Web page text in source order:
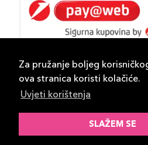
Za pružanje boljeg
ova stranica koristi kolačiće.
Uvjeti korištenja
SLAŽEM SE
-
d.o.o. Banja
ID-S